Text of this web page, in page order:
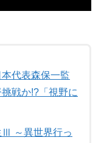
代表森保一監
戦か!?「視野に
Ⅲ ～異世界行っ